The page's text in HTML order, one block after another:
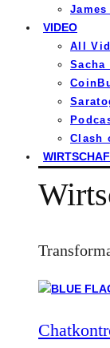
VIDEO
All
Sacha
Clash